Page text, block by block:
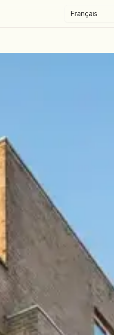
Français